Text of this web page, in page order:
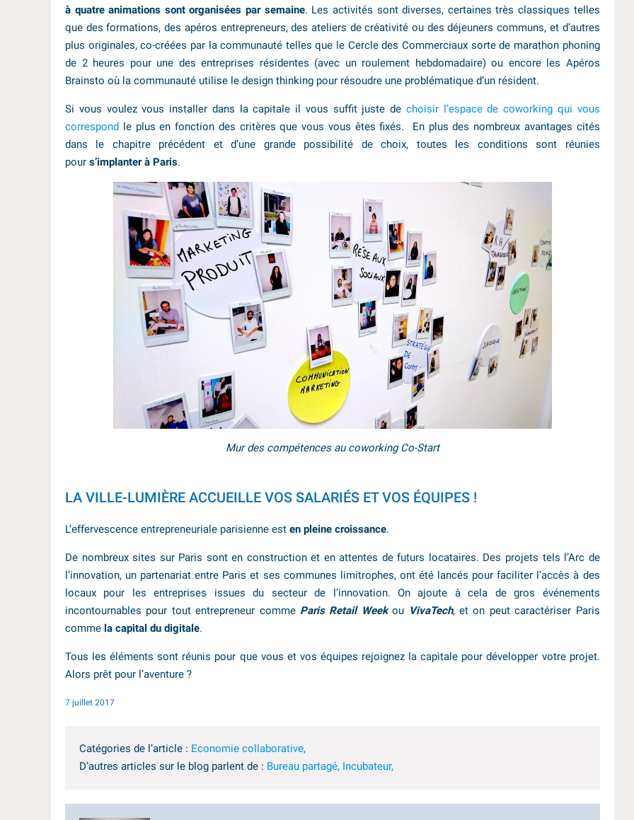
à quatre animations sont organisées par semaine. Les activités sont diverses, certaines très classiques telles
que des formations, des apéros entrepreneurs, des ateliers de créativité ou des déjeuners communs, et d’autres
plus originales, co-créées par la communauté telles que le Cercle des Commerciaux sorte de marathon phoning
de 2 heures pour une des entreprises résidentes (avec un roulement hebdomadaire) ou encore les Apéros
Brainsto où la communauté utilise le design thinking pour résoudre une problématique d’un résident.
Si vous voulez vous installer dans la capitale il vous suffit juste de choisir l’espace de coworking qui vous
correspond le plus en fonction des critères que vous vous êtes fixés. En plus des nombreux avantages cités
dans le chapitre précédent et d’une grande possibilité de choix, toutes les conditions sont réunies
pour s’implanter à Paris.
Mur des compétences au coworking Co-Start
LA VILLE-LUMIÈRE ACCUEILLE VOS SALARIÉS ET VOS ÉQUIPES !
L’effervescence entrepreneuriale parisienne est en pleine croissance.
De nombreux sites sur Paris sont en construction et en attentes de futurs locataires. Des projets tels l’Arc de
l’innovation, un partenariat entre Paris et ses communes limitrophes, ont été lancés pour faciliter l’accès à des
locaux pour les entreprises issues du secteur de l’innovation. On ajoute à cela de gros événements
incontournables pour tout entrepreneur comme Paris Retail Weekou VivaTech, et on peut caractériser Paris
comme la capital du digitale.
Tous les éléments sont réunis pour que vous et vos équipes rejoignez la capitale pour développer votre projet.
Alors prêt pour l’aventure ?
7 juillet 2017
Catégories de l’article : Economie collaborative,
D’autres articles sur le blog parlent de : Bureau partagé, Incubateur,